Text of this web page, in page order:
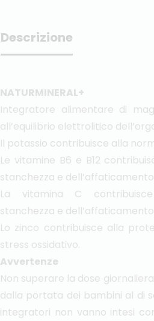
Descrizione
NATURMINERAL+
Integratore alimentare di
all’equilibrio elettrolitico
Il potassio contribuisce alla
Le vitamine B6 e B12
stanchezza e
La vitamina C
stanchezza e
Lo zinco contribuisce alla
stress ossidativo.
Avvertenze
Non superare la dose
dalla portata dei bambini al di
integratori non vanno intesi